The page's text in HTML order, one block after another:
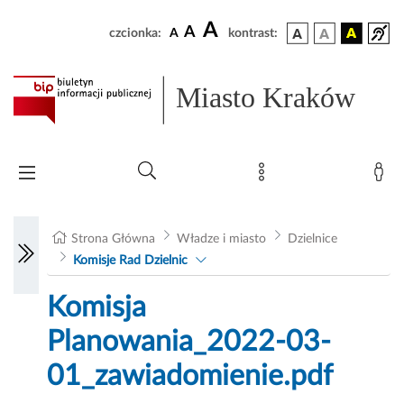
czcionka: A A A kontrast:
Miasto Kraków
Strona Główna Władze i miasto
Dzielnice
Komisje Rad Dzielnic
Komisja
Planowania_2022-03-
01_zawiadomienie.pdf